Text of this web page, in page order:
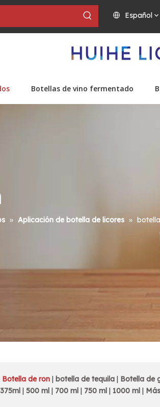
Español
Botellas de vino fermentado
» Aplicación de botella de licores »
Botella de ron | botella de tequila | Botella de
| 500 ml | 700 ml | 750 ml | 1000 ml |